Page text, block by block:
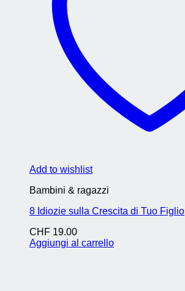
Add to wishlist
Bambini & ragazzi
8 Idiozie sulla Crescita di Tuo Figlio
CHF 19.00
Aggiungi al carrello